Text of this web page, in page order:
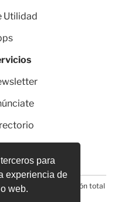
para
experiencia de
web.
Utilidad
la reproducción total
medio electrónico*